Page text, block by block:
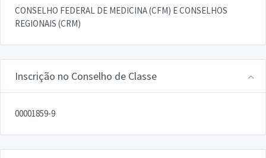
CONSELHO FEDERAL DE MEDICINA (CFM) E CONSELHOS
REGIONAIS (CRM)
Inscrição no Conselho de Classe
00001859-9